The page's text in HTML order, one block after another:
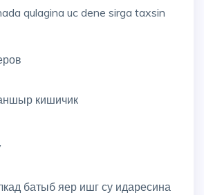
qulagina uc dene sirga taxsin
кишичик
батыб яер ишг су идаресина